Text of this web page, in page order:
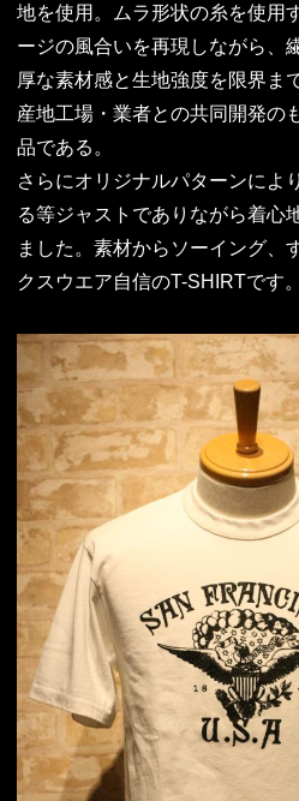
地を使用。ムラ形状の糸を使用
ージの風合いを再現しながら、
厚な素材感と生地強度を限界ま
産地工場・業者との共同開発の
品である。
さらにオリジナルパターンによ
る等ジャストでありながら着心
ました。素材からソーイング、
クスウエア自信のT-SHIRTです。